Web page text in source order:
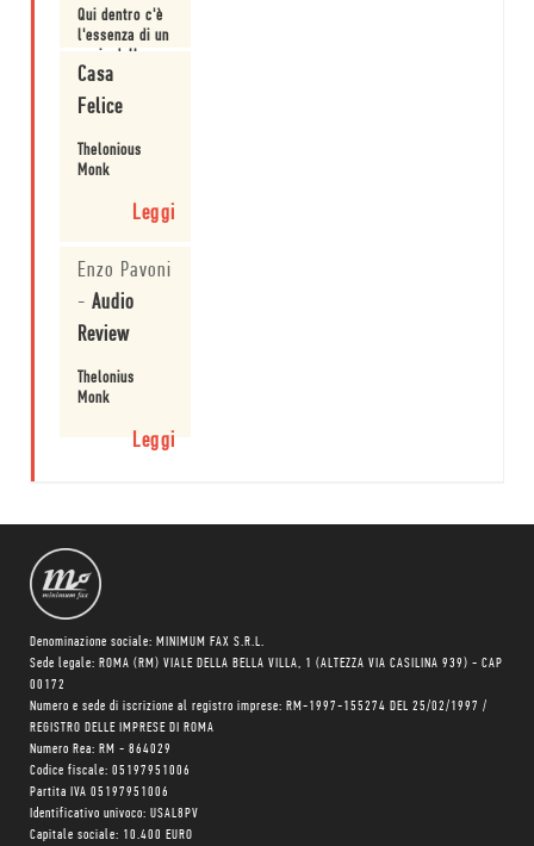
Qui dentro c'è
l'essenza di un
genio della
musica.
Casa
Felice
Thelonious
Monk
Leggi
Enzo Pavoni
- Audio
Review
Thelonius
Monk
Leggi
Denominazione sociale: MINIMUM FAX S.R.L.
Sede legale: ROMA (RM) VIALE DELLA BELLA VILLA, 1 (ALTEZZA VIA CASILINA 939) - CAP
00172
Numero e sede di iscrizione al registro imprese: RM-1997-155274 DEL 25/02/1997 /
REGISTRO DELLE IMPRESE DI ROMA
Numero Rea: RM - 864029
Codice fiscale: 05197951006
Partita IVA 05197951006
Identificativo univoco: USAL8PV
Capitale sociale: 10.400 EURO